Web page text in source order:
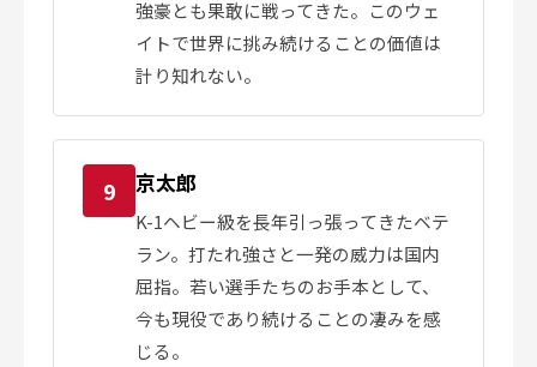
強豪とも果敢に戦ってきた。このウェ
イトで世界に挑み続けることの価値は
計り知れない。
9 京太郎
K-1ヘビー級を長年引っ張ってきたベテ
ラン。打たれ強さと一発の威力は国内
屈指。若い選手たちのお手本として、
今も現役であり続けることの凄みを感
じる。